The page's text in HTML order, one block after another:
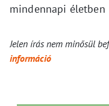
mindennapi életben
Jelen írás nem minősül
információ